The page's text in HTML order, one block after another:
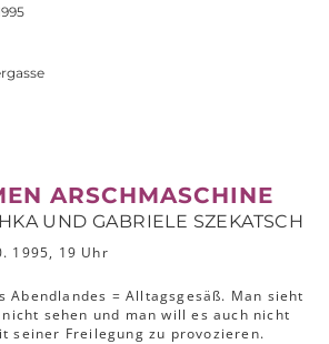
ARSCHMASCHINE
UND GABRIELE SZEKATSCH
1995, 19 Uhr
Abendlandes = Alltagsgesäß. Man sieht
sehen und man will es auch nicht
seiner Freilegung zu provozieren.